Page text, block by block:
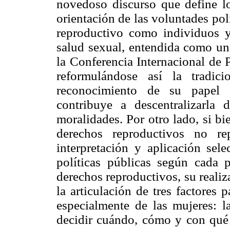
novedoso discurso que define
orientación de las voluntades
reproductivo como individuos
salud sexual, entendida como
la Conferencia Internacional de
reformulándose así la
reconocimiento de su
contribuye a
moralidades. Por otro lado, si
derechos reproductivos no
interpretación y aplicación
políticas públicas según cada
derechos reproductivos, su
la articulación de tres factores
especialmente de las mujeres:
decidir cuándo, cómo y con